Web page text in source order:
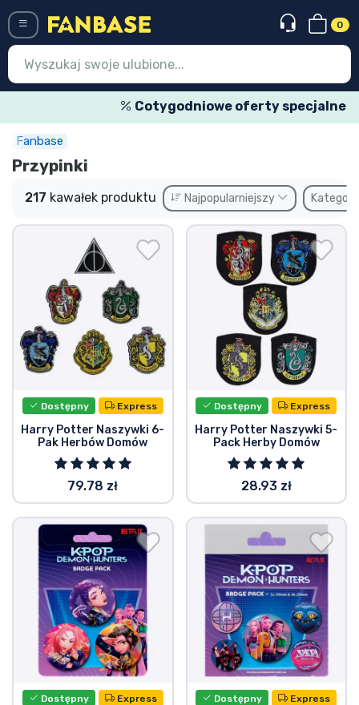
0
Cotygodniowe oferty specjalne
Fanbase
Przypinki
217 kawałek produktu Najpopularniejszy
Dostępny Express
Harry Potter Naszywki 6-
Pak Herbów Domów
79.78 zł
Dostępny Express
Harry Potter Naszywki 5-
Pack Herby Domów
28.93 zł
Dostępny Express Dostępny Express
Najnowsze rzeczy
Oferty specjalne
Doręczenie ekspresowe
Przedsprzedaż
Outlet produkty
Wysyłka i płatność
Rzeczy seryjne
Rzeczy filmowe
Wspaniałe rzeczy
Rzeczy z anime
Rzeczy dla graczy
Rzeczy sportowe
Rzeczy muzyczne